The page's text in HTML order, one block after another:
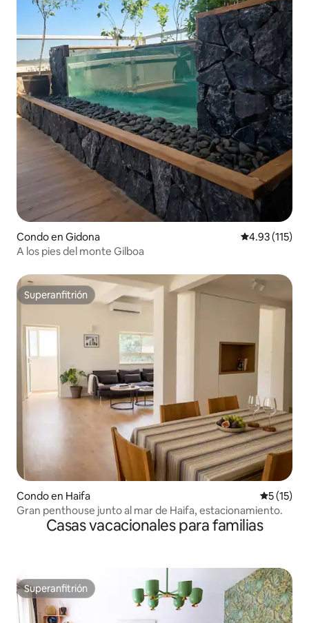
Condo en Gidona Calificación
4.93 (115)
A los pies del monte Gilboa
Superanfitrión
Superanfitrión
Condo en Haifa
5 (15)
Gran penthouse junto al mar de Haifa, estacionamiento.
Casas vacacionales para familias
Superanfitrión
Superanfitrión